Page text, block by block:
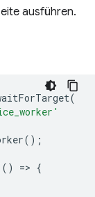
ausführen.
(
();
=> {